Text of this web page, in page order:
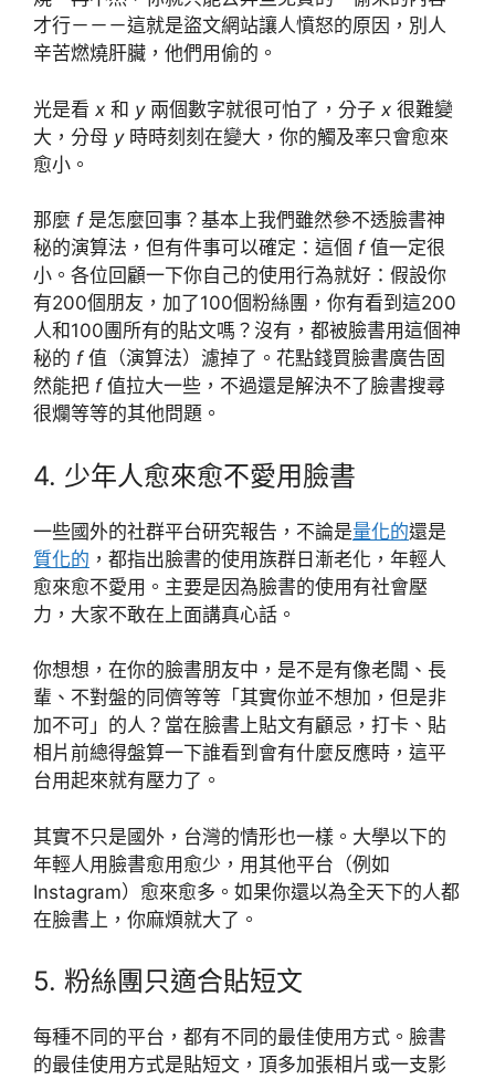
才行－－－這就是盜文網站讓人憤怒的原因，別人
辛苦燃燒肝臟，他們用偷的。
光是看 x 和 y兩個數字就很可怕了，分子 x 很難變
大，分母 y時時刻刻在變大，你的觸及率只會愈來
愈小。
那麼 f是怎麼回事？基本上我們雖然參不透臉書神
秘的演算法，但有件事可以確定：這個 f值一定很
小。各位回顧一下你自己的使用行為就好：假設你
有200個朋友，加了100個粉絲團，你有看到這200
人和100團所有的貼文嗎？沒有，都被臉書用這個神
秘的 f值（演算法）濾掉了。花點錢買臉書廣告固
然能把 f值拉大一些，不過還是解決不了臉書搜尋
很爛等等的其他問題。
4. 少年人愈來愈不愛用臉書
一些國外的社群平台研究報告，不論是量化的還是
質化的 ，都指出臉書的使用族群日漸老化，年輕人
愈來愈不愛用。主要是因為臉書的使用有社會壓
力，大家不敢在上面講真心話。
你想想，在你的臉書朋友中，是不是有像老闆、長
輩、不對盤的同儕等等「其實你並不想加，但是非
加不可」的人？當在臉書上貼文有顧忌，打卡、貼
相片前總得盤算一下誰看到會有什麼反應時，這平
台用起來就有壓力了。
其實不只是國外，台灣的情形也一樣。大學以下的
年輕人用臉書愈用愈少，用其他平台（例如
Instagram）愈來愈多。如果你還以為全天下的人都
在臉書上，你麻煩就大了。
5. 粉絲團只適合貼短文
每種不同的平台，都有不同的最佳使用方式。臉書
的最佳使用方式是貼短文，頂多加張相片或一支影